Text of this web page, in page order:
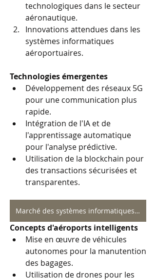
technologiques dans le secteur
aéronautique.
Innovations attendues dans les
systèmes informatiques
aéroportuaires.
Technologies émergentes
Développement des réseaux 5G
pour une communication plus
rapide.
Intégration de l'IA et de
l'apprentissage automatique
pour l'analyse prédictive.
Utilisation de la blockchain pour
des transactions sécurisées et
transparentes.
Marché des systèmes informatiques aéroportuaires
Concepts d'aéroports intelligents
Mise en œuvre de véhicules
autonomes pour la manutention
des bagages.
Utilisation de drones pour les